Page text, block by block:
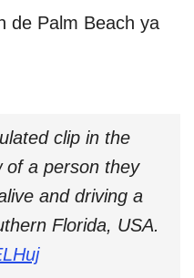
de Palm Beach ya
clip in the
of a person they
and driving a
Florida, USA.